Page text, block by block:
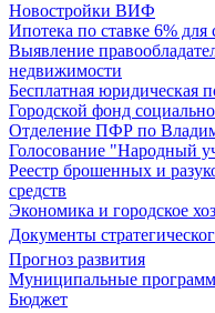
Новостройки ВИФ
Ипотека по ставке 6%
Выявление
недвижимости
Бесплатная юридическая
Городской фонд
Отделение ПФР по
Голосование "Народный
Реестр брошенных и
средств
Экономика и городское
Документы
Прогноз развития
Муниципальные
Бюджет